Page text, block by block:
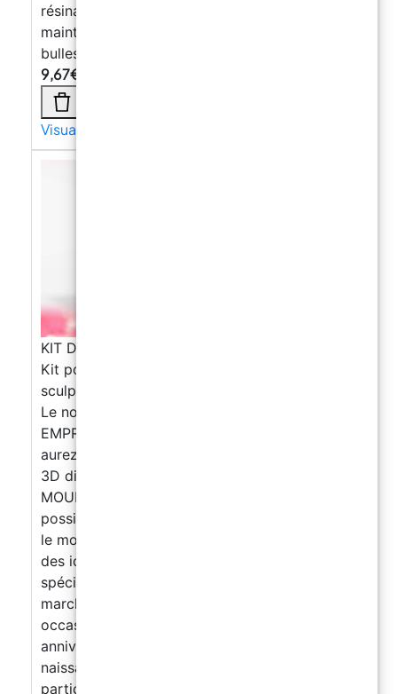
résinage des surfaces et des sols, achetez dès
maintenant notre rouleau à aiguilles anti-
bulles !
9,67€
Visualizza di più →
KIT DIY POUR MOULAGE ET EMPREINTE 3D-
Kit pour réplique de mains. Créez votre propre
sculpture 3D !
Le nouveau KIT DIY POUR MOULAGE ET
EMPREINTE 3D de Resin Pro est arrivé ! Vous
aurez le kit complet pour créer une sculpture
3D directement chez vous ! Le KIT DIY POUR
MOULAGE ET EMPREINTE 3D vous donne la
possibilité d'immortaliser vos souvenirs avec
le moulage des mains de la famille. C'est l'une
des idées de cadeaux de couple les plus
spéciales actuellement disponibles sur le
marché. Il peut être utilisé pour célébrer des
occasions spéciales telles que des
anniversaires de fiançailles, de mariage, de
naissance, des évènements familiaux
particuliers et la Saint-Valentin. Les moulages